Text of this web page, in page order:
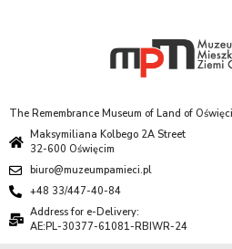
The Remembrance Museum of Land of
Maksymiliana Kolbego 2A Street
32-600 Oświęcim
biuro@muzeumpamieci.pl
+48 33/447-40-84
Address for e-Delivery:
AE:PL-30377-61081-RBIWR-24